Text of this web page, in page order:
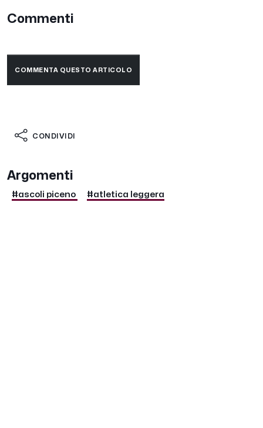
Commenti
COMMENTA QUESTO ARTICOLO
CONDIVIDI
Argomenti
#ascoli piceno #atletica leggera